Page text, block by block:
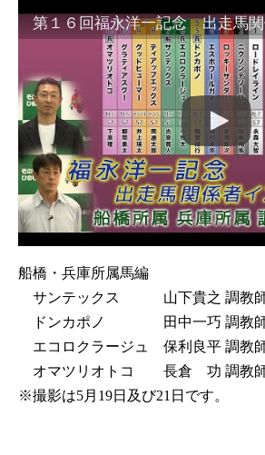
船橋・兵庫所属馬編
サンテックス 山下貴之 調教師
ドンカポノ 田中一巧 調教師
エコロクラージュ 保利良平 調教師
オマツリオトコ 長倉 功 調教師
※撮影は5月19日及び21日です。